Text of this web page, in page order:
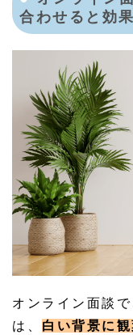
合わせると効果
オンライン面談
は、 白い背景に